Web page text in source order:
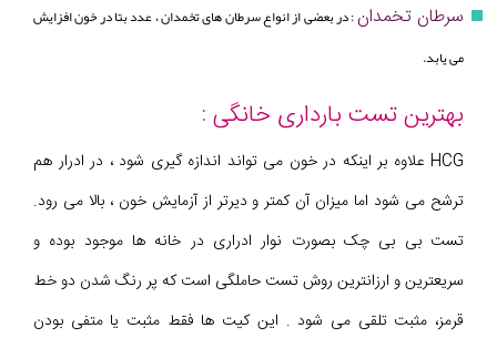
سرطان تخمدان: در بعضی از انواع سرطان های تخمدان ، عدد بتا در خون افزایش
می یابد.
بهترین تست بارداری خانگی :
HCG علاوه بر اینکه در خون می تواند اندازه گیری شود ، در ادرار هم
ترشح می شود اما میزان آن کمتر و دیرتر از آزمایش خون ، بالا می رود.
تست بی بی چک بصورت نوار ادراری در خانه ها موجود بوده و
سریعترین و ارزانترین روش تست حاملگی است که پر رنگ شدن دو خط
قرمز، مثبت تلقی می شود . این کیت ها فقط مثبت یا متفی بودن